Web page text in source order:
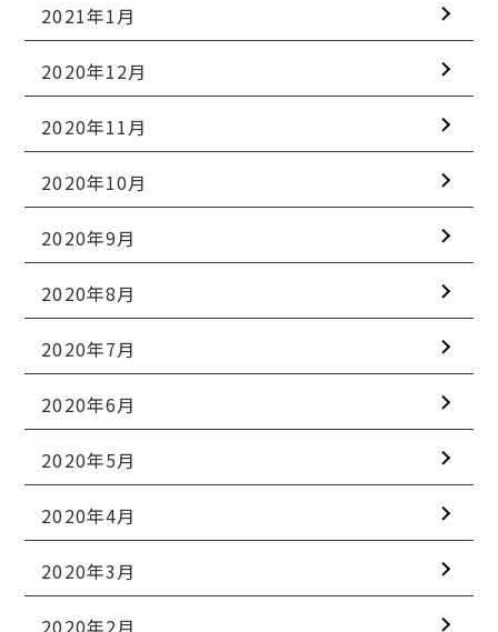
2021年1月
2020年12月
2020年11月
2020年10月
2020年9月
2020年8月
2020年7月
2020年6月
2020年5月
2020年4月
2020年3月
2020年2月